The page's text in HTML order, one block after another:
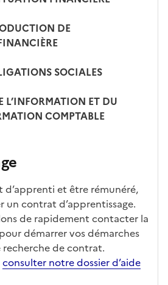
DE
SOCIALES
ET DU
COMPTABLE
d’apprenti et être rémunéré,
un contrat d’apprentissage.
de rapidement contacter la
démarrer vos démarches
de contrat.
consulter notre dossier d’aide